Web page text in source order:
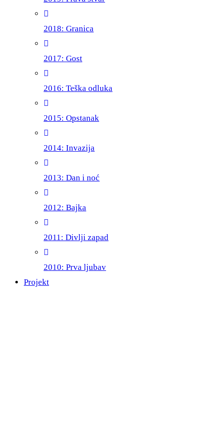
2018: Granica
2017: Gost
2016: Teška odluka
2015: Opstanak
2014: Invazija
2013: Dan i noć
2012: Bajka
2011: Divlji zapad
2010: Prva ljubav
Projekt